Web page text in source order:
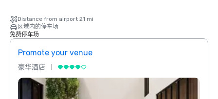
Distance from airport 21 mi
区域内的停车场
免费停车场
Promote your venue
豪华酒店